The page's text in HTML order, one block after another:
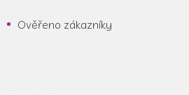
Ověřeno zákazníky